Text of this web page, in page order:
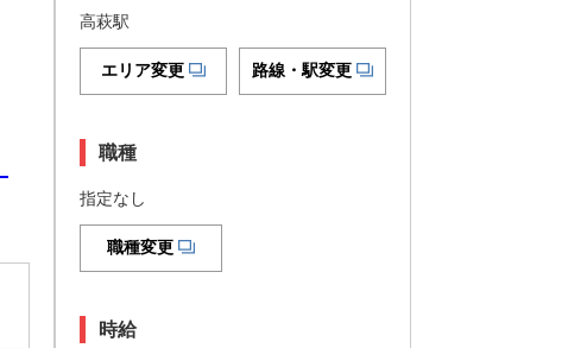
高萩駅
エリア変更 路線・駅変更
職種
指定なし
職種変更
時給